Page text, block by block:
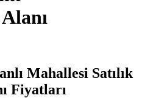
Mahallesi Satılık
Fiyatları